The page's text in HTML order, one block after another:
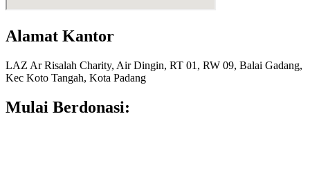
Alamat Kantor
LAZ Ar Risalah Charity, Air Dingin, RT 01, RW 09, Balai Gadang,
Kec Koto Tangah, Kota Padang
Mulai Berdonasi: